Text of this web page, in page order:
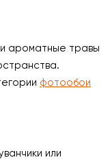
ароматные травы
фотообои
или